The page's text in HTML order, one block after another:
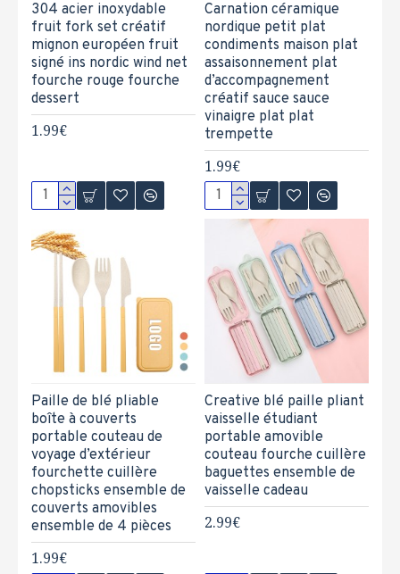
304 acier inoxydable
fruit fork set créatif
mignon européen fruit
signé ins nordic wind net
fourche rouge fourche
dessert
1.99€
Carnation céramique
nordique petit plat
condiments maison plat
assaisonnement plat
d’accompagnement
créatif sauce sauce
vinaigre plat plat
trempette
1.99€
Paille de blé pliable
boîte à couverts
portable couteau de
voyage d’extérieur
fourchette cuillère
chopsticks ensemble de
couverts amovibles
ensemble de 4 pièces
1.99€
Creative blé paille pliant
vaisselle étudiant
portable amovible
couteau fourche cuillère
baguettes ensemble de
vaisselle cadeau
2.99€